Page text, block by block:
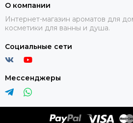
О компании
Интернет-магазин ароматов для
косметики для ванны и душа.
Социальные сети
Мессенджеры